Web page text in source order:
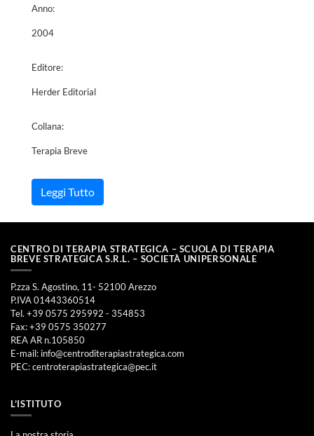
Anno:
2004
Editore:
Herder Editorial
Collana:
Terapia Breve
Leggi Tutto
CENTRO DI TERAPIA STRATEGICA – SCUOLA DI TERAPIA
BREVE STRATEGICA S.R.L. – SOCIETÀ UNIPERSONALE
P.zza S. Agostino, 11- 52100 Arezzo
P.IVA 01443360514
Tel. +39 0575 295992 - 354853
Fax: +39 0575 350277
REA AR n.105850
E-mail: info@centroditerapiastrategica.com
PEC:centroterapiastrategica@pec.it
L’ISTITUTO